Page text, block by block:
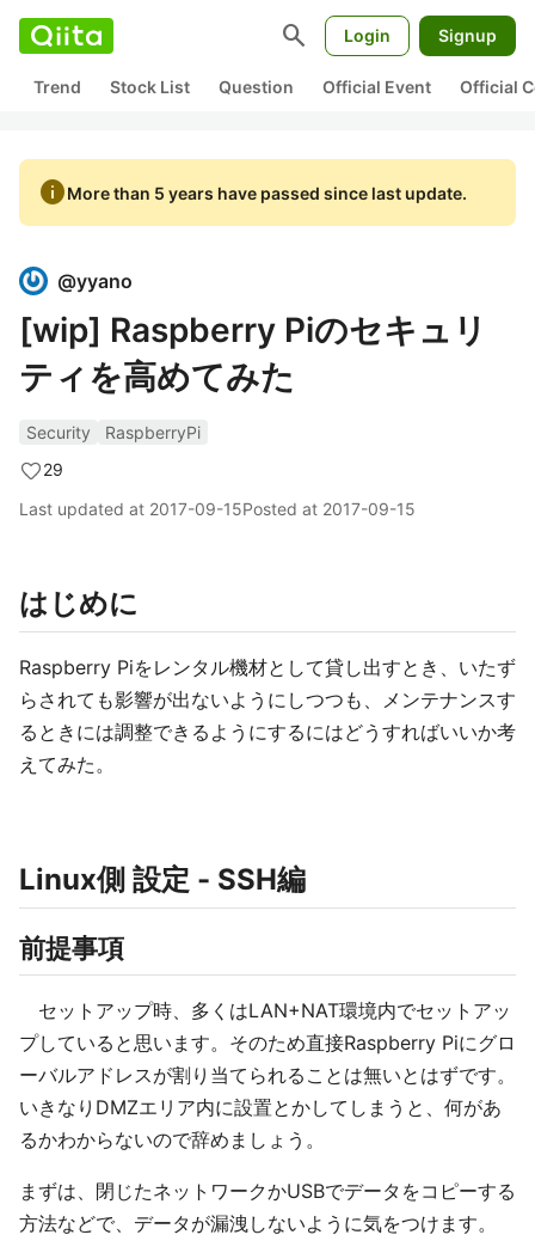
search Login Signup
Trend Stock List Question Official Event Official
infoMore than 5 years have passed since last update.
@yyano
[wip] Raspberry Piのセキュリ
ティを高めてみた
Security
RaspberryPi
29
Last updated at 2017-09-15Posted at 2017-09-15
はじめに
Raspberry Piをレンタル機材として貸し出すとき、いたず
らされても影響が出ないようにしつつも、メンテナンスす
るときには調整できるようにするにはどうすればいいか考
えてみた。
Linux側 設定 - SSH編
前提事項
セットアップ時、多くはLAN+NAT環境内でセットアッ
プしていると思います。そのため直接Raspberry Piにグロ
ーバルアドレスが割り当てられることは無いとはずです。
いきなりDMZエリア内に設置とかしてしまうと、何があ
るかわからないので辞めましょう。
まずは、閉じたネットワークかUSBでデータをコピーする
方法などで、データが漏洩しないように気をつけます。